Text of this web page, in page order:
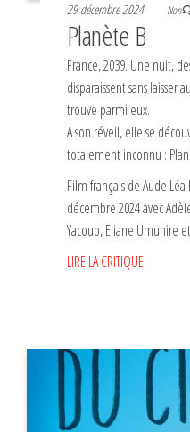
29 décembre 2024
Non
Planète B
France, 2039. Une nuit,
disparaissent sans laisser
trouve parmi eux.
A son réveil, elle se
totalement inconnu :
Film français de Aude
décembre 2024 avec
Yacoub, Eliane Umuhire
LIRE LA CRITIQUE